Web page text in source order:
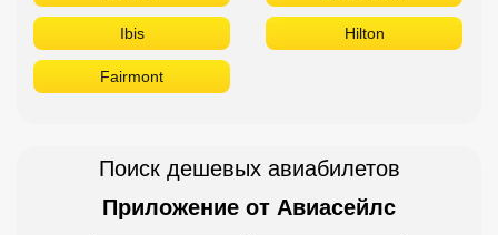
Ibis Hilton
Fairmont
Поиск дешевых авиабилетов
Приложение от Авиасейлс